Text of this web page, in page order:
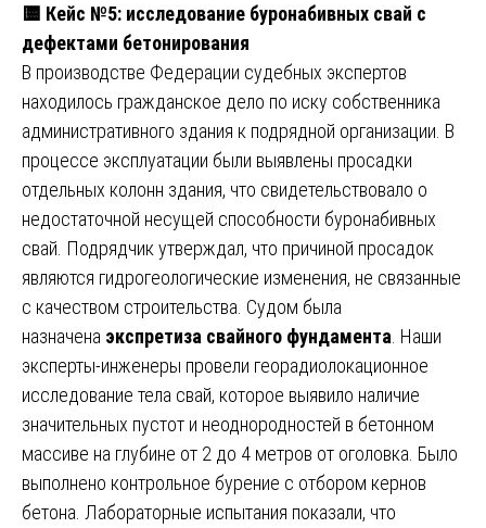
🟨 Кейс №5: исследование буронабивных свай с
дефектами бетонирования
В производстве Федерации судебных экспертов
находилось гражданское дело по иску собственника
административного здания к подрядной организации. В
процессе эксплуатации были выявлены просадки
отдельных колонн здания, что свидетельствовало о
недостаточной несущей способности буронабивных
свай. Подрядчик утверждал, что причиной просадок
являются гидрогеологические изменения, не связанные
с качеством строительства. Судом была
назначена экспретиза свайного фундамента . Наши
эксперты-инженеры провели георадиолокационное
исследование тела свай, которое выявило наличие
значительных пустот и неоднородностей в бетонном
массиве на глубине от 2 до 4 метров от оголовка. Было
выполнено контрольное бурение с отбором кернов
бетона. Лабораторные испытания показали, что